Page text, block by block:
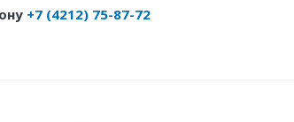
+7 (4212) 75-87-72